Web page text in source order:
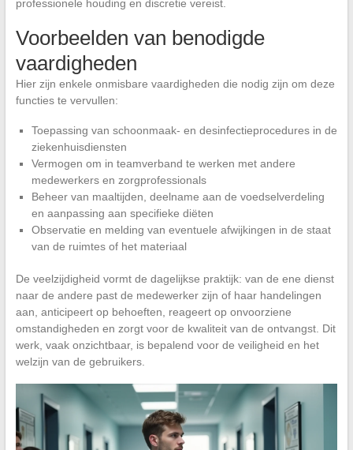
professionele houding en discretie vereist.
Voorbeelden van benodigde
vaardigheden
Hier zijn enkele onmisbare vaardigheden die nodig zijn om deze
functies te vervullen:
Toepassing van schoonmaak- en desinfectieprocedures in de
ziekenhuisdiensten
Vermogen om in teamverband te werken met andere
medewerkers en zorgprofessionals
Beheer van maaltijden, deelname aan de voedselverdeling
en aanpassing aan specifieke diëten
Observatie en melding van eventuele afwijkingen in de staat
van de ruimtes of het materiaal
De veelzijdigheid vormt de dagelijkse praktijk: van de ene dienst
naar de andere past de medewerker zijn of haar handelingen
aan, anticipeert op behoeften, reageert op onvoorziene
omstandigheden en zorgt voor de kwaliteit van de ontvangst. Dit
werk, vaak onzichtbaar, is bepalend voor de veiligheid en het
welzijn van de gebruikers.